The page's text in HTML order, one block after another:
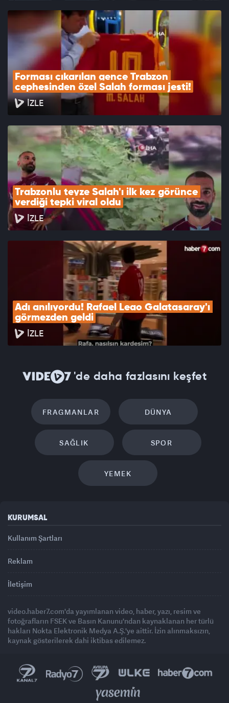
Forması çıkarılan gence Trabzon
cephesinden özel Salah forması jesti!
İZLE
Trabzonlu teyze Salah'ı ilk kez görünce
verdiği tepki viral oldu
İZLE
Adı anılıyordu! Rafael Leao Galatasaray'ı
görmezden geldi
İZLE
'de daha fazlasını keşfet
FRAGMANLAR DÜNYA
SAĞLIK SPOR
YEMEK
KURUMSAL
Kullanım Şartları
Reklam
İletişim
video.haber7.com'da yayımlanan video, haber, yazı, resim ve
fotoğrafların FSEK ve Basın Kanunu'ndan kaynaklanan her türlü
hakları Nokta Elektronik Medya A.Ş.'ye aittir. İzin alınmaksızın,
kaynak gösterilerek dahi iktibas edilemez.